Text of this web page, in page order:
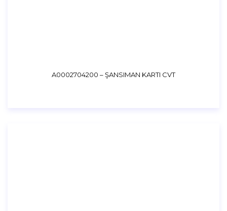
A0002704200 – ŞANSIMAN KARTI CVT